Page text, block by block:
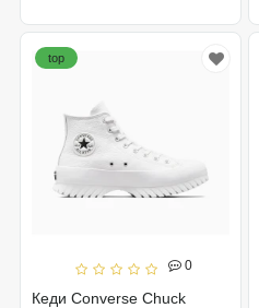
0
Кеди Converse Chuck
top